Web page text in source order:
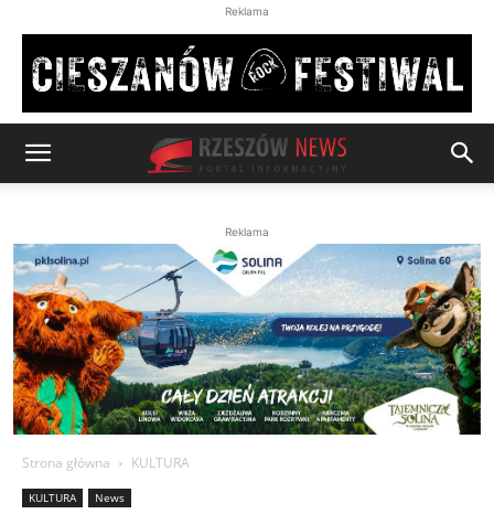
Reklama
Reklama
Strona główna KULTURA
KULTURA News